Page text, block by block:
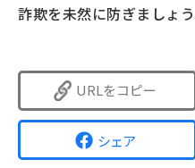
詐欺を未然に防ぎましょう
URLをコピー
シェア